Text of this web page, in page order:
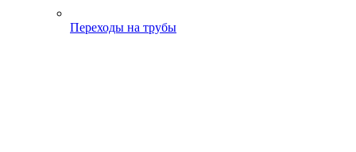
Переходы на трубы